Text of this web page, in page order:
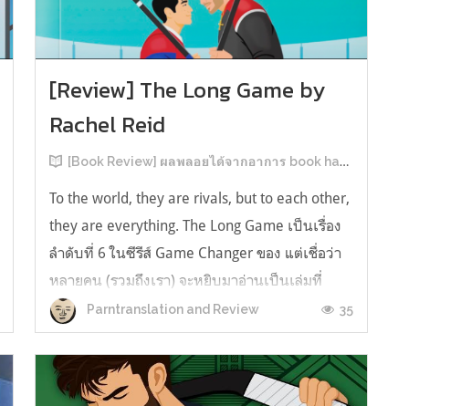
[Review] The Long Game by
Rachel Reid
[Book Review] ผลพลอยได้จากอาการ book hangover หลังอ่านสารพัน MM Romance
To the world, they are rivals, but to each other,
they are everything. The Long Game เป็นเรื่อง
ลำดับที่ 6 ในซีรีส์ Game Changer ของ แต่เชื่อว่า
หลายคน (รวมถึงเรา) จะหยิบมาอ่านเป็นเล่มที่
2หลังจากอ่าน Heated Rivalry มา555 เรื่องย่อ:
The Long Game เล่ม Long Game นี่จะเป็น
ประมาณ2 ปีหลังจาก HR จะดำเนินเ...
Parntranslation and Review 35